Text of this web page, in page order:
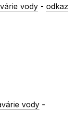
vody -odkaz
vody -